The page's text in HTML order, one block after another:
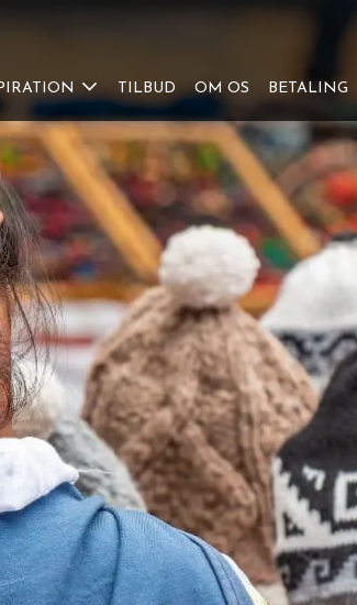
TILBUD OM OS BETALING